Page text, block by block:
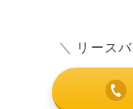
＼ リース